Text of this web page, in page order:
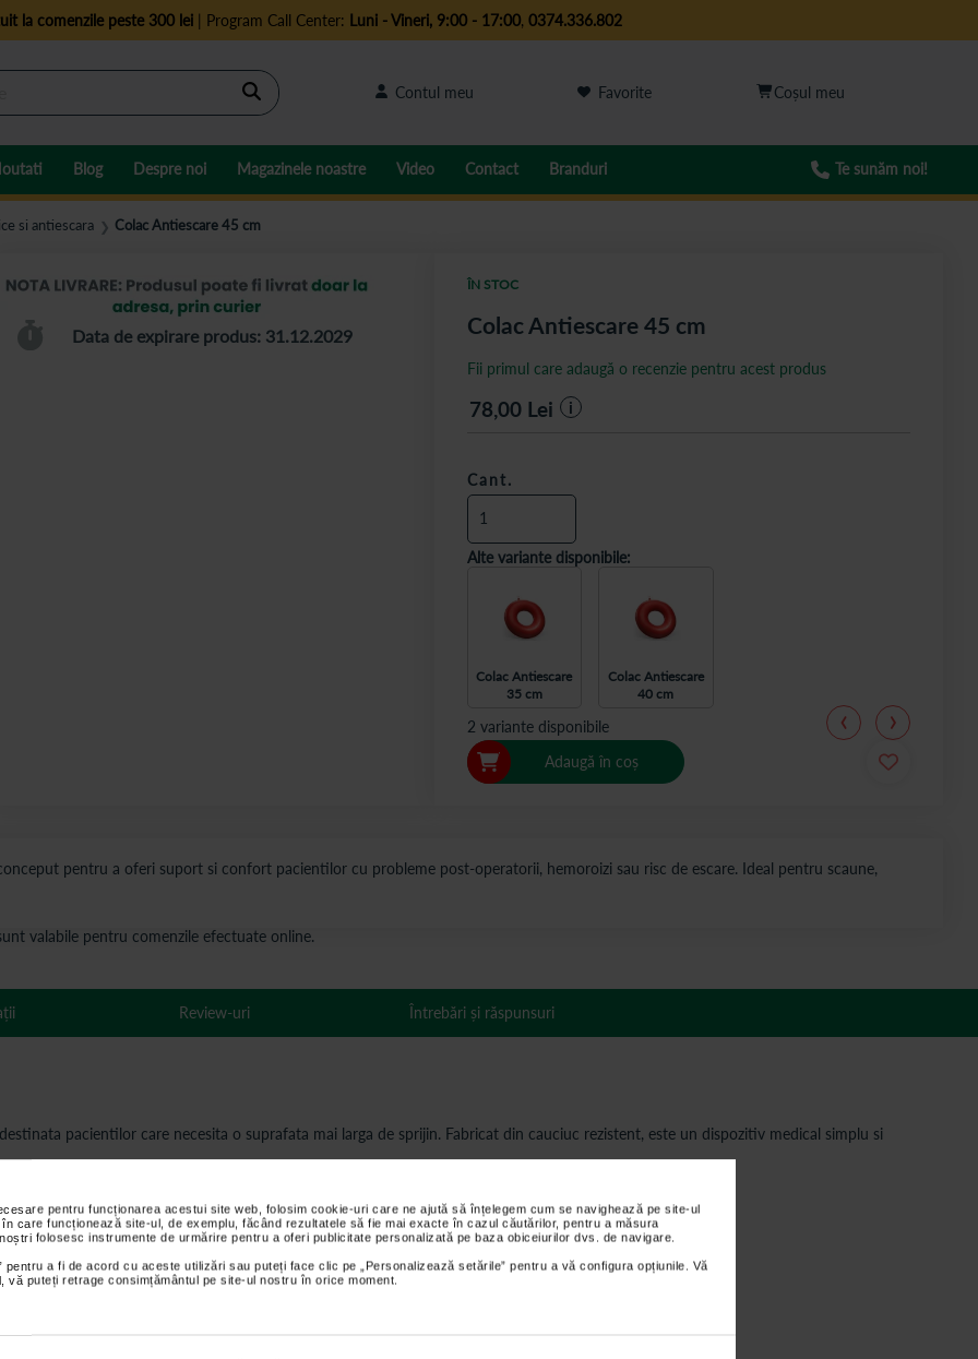
pentru funcționarea acestui site web, folosim cookie-uri care ne ajută să înțelegem cum se navighează pe site-ul
care funcționează site-ul, de exemplu, făcând rezultatele să fie mai exacte în cazul căutărilor, pentru a măsura
folosesc instrumente de urmărire pentru a oferi publicitate personalizată pe baza obiceiurilor dvs. de navigare.
pentru a fi de acord cu aceste utilizări sau puteți face clic pe „Personalizează setările” pentru a vă configura opțiunile. Vă
vă puteți retrage consimțământul pe site-ul nostru în orice moment.
la comenzile peste 300 lei| Program Call Center: Luni - Vineri, 9:00 - 17:00, 0374.336.802
Cautare Contul meu Favorite
Blog Despre noi Magazinele noastre Video Contact Branduri Te sunăm noi!
si antiescara ❯ Colac Antiescare 45 cm
Data de expirare produs: 31.12.2029
pentru a oferi suport si confort pacientilor cu probleme post-operatorii, hemoroizi sau risc de escare. Ideal pentru scaune,
Colac Antiescare 45 cm
ÎN STOC
Fii primul care adaugă o recenzie pentru acest produs
78,00Lei i
Cant.
Alte variante disponibile:
Colac Antiescare
35 cm
Colac Antiescare
40 cm
2 variante disponibile
Adaugă în coș
valabile pentru comenzile efectuate online.
pacientilor care necesita o suprafata mai larga de sprijin. Fabricat din cauciuc rezistent, este un dispozitiv medical simplu si
disconfortului.
Review-uri Întrebări și răspunsuri